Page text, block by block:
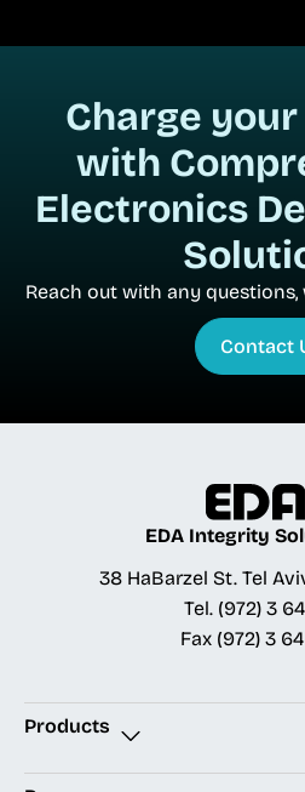
Charge
with
Electronics
Reach out with any
Contact
EDA Integrity
38 HaBarzel St. Tel
Tel. (972) 3
Fax (972) 3
Products